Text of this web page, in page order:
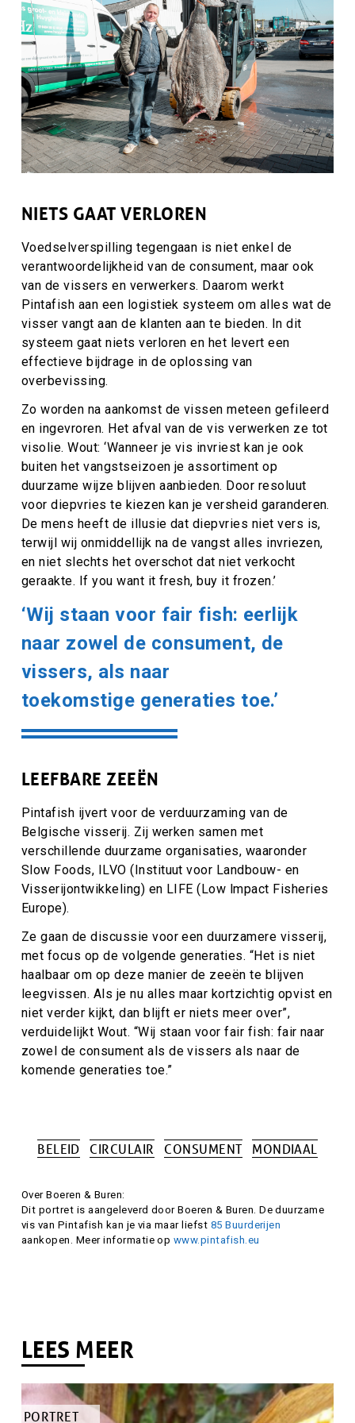
NIETS GAAT VERLOREN
Voedselverspilling tegengaan is niet enkel de
verantwoordelijkheid van de consument, maar ook
van de vissers en verwerkers. Daarom werkt
Pintafish aan een logistiek systeem om alles wat de
visser vangt aan de klanten aan te bieden. In dit
systeem gaat niets verloren en het levert een
effectieve bijdrage in de oplossing van
overbevissing.
Zo worden na aankomst de vissen meteen gefileerd
en ingevroren. Het afval van de vis verwerken ze tot
visolie. Wout: ‘Wanneer je vis invriest kan je ook
buiten het vangstseizoen je assortiment op
duurzame wijze blijven aanbieden. Door resoluut
voor diepvries te kiezen kan je versheid garanderen.
De mens heeft de illusie dat diepvries niet vers is,
terwijl wij onmiddellijk na de vangst alles invriezen,
en niet slechts het overschot dat niet verkocht
geraakte. If you want it fresh, buy it frozen.’
‘Wij staan voor fair fish: eerlijk
naar zowel de consument, de
vissers, als naar
toekomstige generaties toe.’
LEEFBARE ZEEËN
Pintafish ijvert voor de verduurzaming van de
Belgische visserij. Zij werken samen met
verschillende duurzame organisaties, waaronder
Slow Foods, ILVO (Instituut voor Landbouw- en
Visserijontwikkeling) en LIFE (Low lmpact Fisheries
Europe).
Ze gaan de discussie voor een duurzamere visserij,
met focus op de volgende generaties. “Het is niet
haalbaar om op deze manier de zeeën te blijven
leegvissen. Als je nu alles maar kortzichtig opvist en
niet verder kijkt, dan blijft er niets meer over”,
verduidelijkt Wout. “Wij staan voor fair fish: fair naar
zowel de consument als de vissers als naar de
komende generaties toe.”
TagsBELEID CIRCULAIR CONSUMENT MONDIAAL
Attributie
Over Boeren & Buren:
Dit portret is aangeleverd door Boeren & Buren. De duurzame
vis van Pintafish kan je via maar liefst 85 Buurderijen
aankopen. Meer informatie op www.pintafish.eu
LEES MEER
TYPE
PORTRET